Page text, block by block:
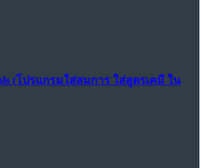
(โปรแกรมใส่สมการ ใส่สูตรเคมี ใน